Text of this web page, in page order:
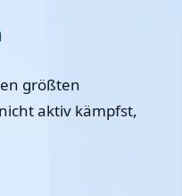
größten
aktiv kämpfst,